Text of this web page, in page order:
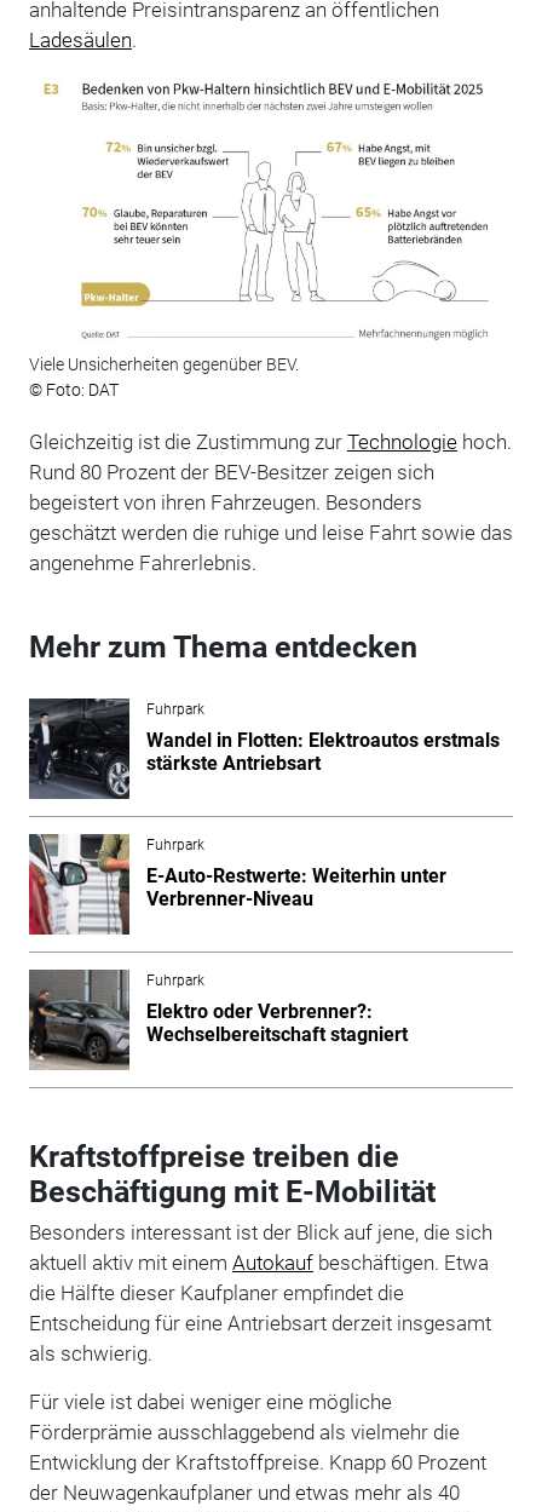
anhaltende Preisintransparenz an öffentlichen
Ladesäulen.
Viele Unsicherheiten gegenüber BEV.
© Foto: DAT
Gleichzeitig ist die Zustimmung zur Technologiehoch.
Rund 80 Prozent der BEV-Besitzer zeigen sich
begeistert von ihren Fahrzeugen. Besonders
geschätzt werden die ruhige und leise Fahrt sowie das
angenehme Fahrerlebnis.
Mehr zum Thema entdecken
Fuhrpark
Wandel in Flotten: Elektroautos erstmals
stärkste Antriebsart
Fuhrpark
E-Auto-Restwerte: Weiterhin unter
Verbrenner-Niveau
Fuhrpark
Elektro oder Verbrenner?:
Wechselbereitschaft stagniert
Kraftstoffpreise treiben die
Beschäftigung mit E-Mobilität
Besonders interessant ist der Blick auf jene, die sich
aktuell aktiv mit einem Autokaufbeschäftigen. Etwa
die Hälfte dieser Kaufplaner empfindet die
Entscheidung für eine Antriebsart derzeit insgesamt
als schwierig.
Für viele ist dabei weniger eine mögliche
Förderprämie ausschlaggebend als vielmehr die
Entwicklung der Kraftstoffpreise. Knapp 60 Prozent
der Neuwagenkaufplaner und etwas mehr als 40